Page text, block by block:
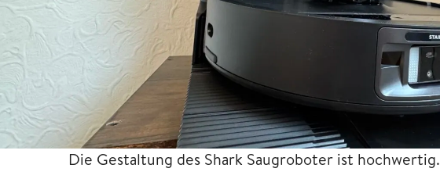
Die Gestaltung des Shark Saugroboter ist hochwertig.